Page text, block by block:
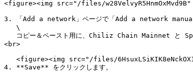
<figure><img src="/files/
3. 「Add a network」ページで「Add a network manually
<br>
4. **Save** をクリックします。